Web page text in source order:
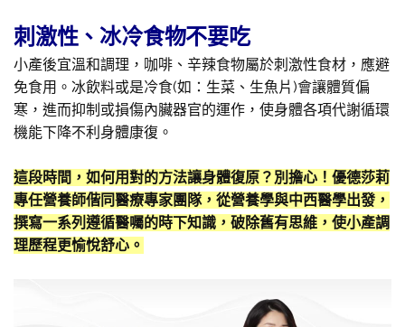
刺激性、冰冷食物不要吃
小產後宜溫和調理，咖啡、辛辣食物屬於刺激性食材，應避
免食用。冰飲料或是冷食(如：生菜、生魚片)會讓體質偏
寒，進而抑制或損傷內臟器官的運作，使身體各項代謝循環
機能下降不利身體康復。
這段時間，如何用對的方法讓身體復原？別擔心！優德莎莉
專任營養師偕同醫療專家團隊，從營養學與中西醫學出發，
撰寫一系列遵循醫囑的時下知識，破除舊有思維，使小產調
理歷程更愉悅舒心。